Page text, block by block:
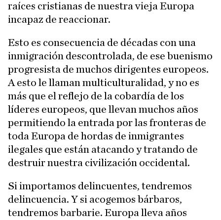
raíces cristianas de nuestra vieja Europa
incapaz de reaccionar.
Esto es consecuencia de décadas con una
inmigración descontrolada, de ese buenismo
progresista de muchos dirigentes europeos.
A esto le llaman multiculturalidad, y no es
más que el reflejo de la cobardía de los
líderes europeos, que llevan muchos años
permitiendo la entrada por las fronteras de
toda Europa de hordas de inmigrantes
ilegales que están atacando y tratando de
destruir nuestra civilización occidental.
Si importamos delincuentes, tendremos
delincuencia. Y si acogemos bárbaros,
tendremos barbarie. Europa lleva años